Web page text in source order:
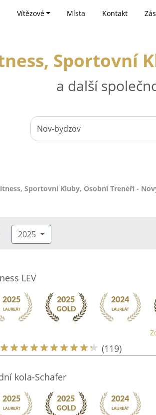
Vítězové Místa Kontakt
Sportovní
a další
Sportovní Kluby, Osobní Trenéři -
2025
LEV
(119)
kola-Schafer